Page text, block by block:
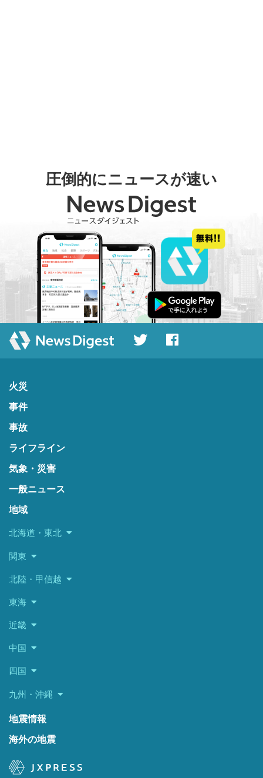
圧倒的にニュースが速い
火災
事件
事故
ライフライン
気象・災害
一般ニュース
地域
北海道・東北
関東
北陸・甲信越
東海
近畿
中国
四国
九州・沖縄
地震情報
海外の地震